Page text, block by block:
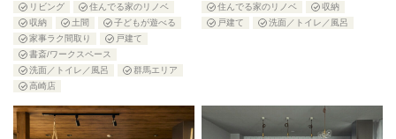
リビング
住んでる家のリノベ
収納
土間
子どもが遊べる
家事ラク間取り
戸建て
書斎/ワークスペース
洗面／トイレ／風呂
群馬エリア
高崎店
住んでる家のリノベ
収納
戸建て
洗面／トイレ／風呂